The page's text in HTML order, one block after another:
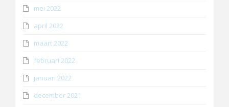
mei 2022
april 2022
maart 2022
februari 2022
januari 2022
december 2021